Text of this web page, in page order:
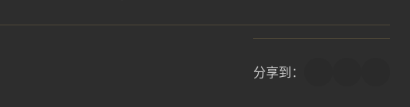
分享到：